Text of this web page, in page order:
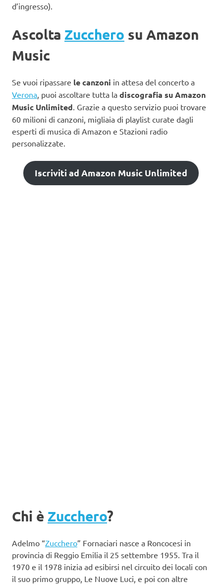
d’ingresso).
Ascolta Zucchero su Amazon
Music
Se vuoi ripassare le canzoni in attesa del concerto a
Verona , puoi ascoltare tutta la discografia su Amazon
Music Unlimited . Grazie a questo servizio puoi trovare
60 milioni di canzoni, migliaia di playlist curate dagli
esperti di musica di Amazon e Stazioni radio
personalizzate.
Iscriviti ad Amazon Music Unlimited
Chi è Zucchero?
Adelmo “Zucchero” Fornaciari nasce a Roncocesi in
provincia di Reggio Emilia il 25 settembre 1955. Tra il
1970 e il 1978 inizia ad esibirsi nel circuito dei locali con
il suo primo gruppo, Le Nuove Luci, e poi con altre